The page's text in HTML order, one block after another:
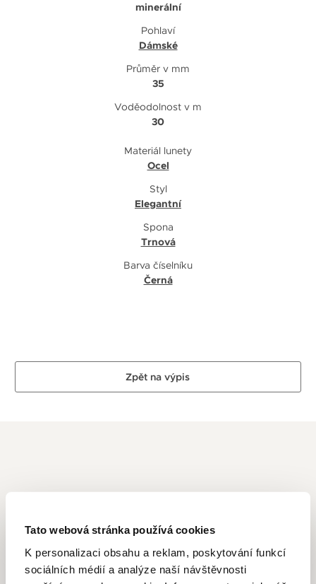
Tato webová stránka používá cookies
K personalizaci obsahu a reklam, poskytování funkcí
sociálních médií a analýze naší návštěvnosti
minerální
Pohlaví
Dámské
Průměr v mm
35
Voděodolnost v m
30
Materiál lunety
Ocel
Styl
Elegantní
Spona
Trnová
Barva číselníku
Černá
Zpět na výpis
Seznamte se s nabídkou švýcarské značky Claude Bernard,
která nabízí obrovskou variabilitu svých modelů. Osloví vás
preciznost, kvalita, spolehlivost a pozornost k nejjemnějším